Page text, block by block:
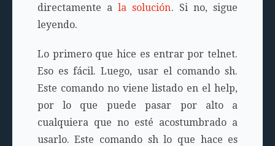
directamente ala solución. Si no, sigue
leyendo.
Lo primero que hice es entrar por telnet.
Eso es fácil. Luego, usar el comandosh.
Este comando no viene listado en el help,
por lo que puede pasar por alto a
cualquiera que no esté acostumbrado a
usarlo. Este comando shlo que hace es